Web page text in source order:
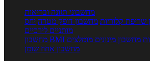
מחשבוני תזונה ובריאות
שריפת קלוריות מחשבון דופק מטרה יחס
מותניים לירכיים
מחשבון BMI מחשבון מינונים מומלצים
מחשבון אחוז שומן